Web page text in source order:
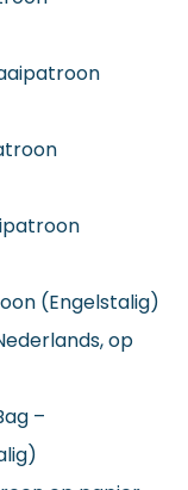
(Engelstalig)
op
–